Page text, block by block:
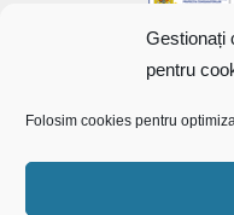
Gestionați
pentru
Folosim cookies pentru
Copyright